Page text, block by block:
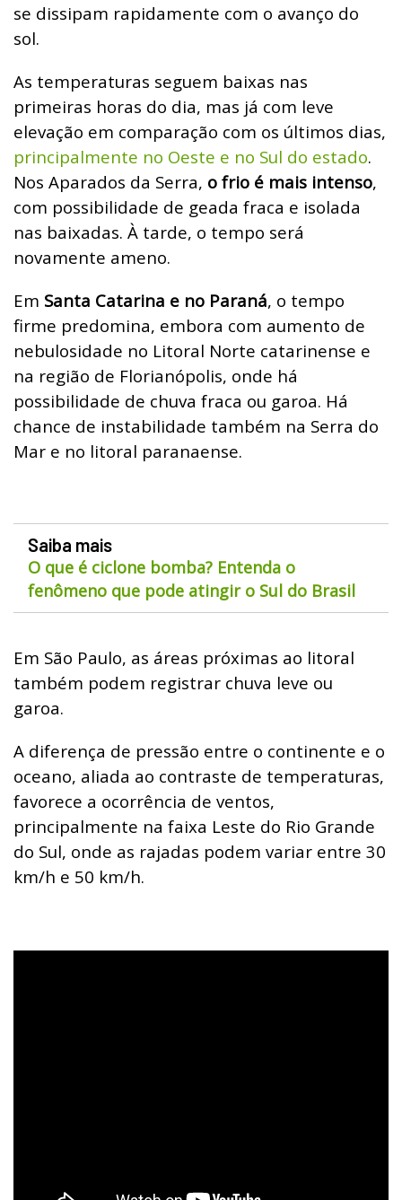
se dissipam rapidamente com o avanço do
sol.
As temperaturas seguem baixas nas
primeiras horas do dia, mas já com leve
elevação em comparação com os últimos dias,
principalmente no Oeste e no Sul do estado.
Nos Aparados da Serra, o frio é mais intenso,
com possibilidade de geada fraca e isolada
nas baixadas. À tarde, o tempo será
novamente ameno.
Em Santa Catarina e no Paraná, o tempo
firme predomina, embora com aumento de
nebulosidade no Litoral Norte catarinense e
na região de Florianópolis, onde há
possibilidade de chuva fraca ou garoa. Há
chance de instabilidade também na Serra do
Mar e no litoral paranaense.
Saiba mais
O que é ciclone bomba? Entenda o
fenômeno que pode atingir o Sul do Brasil
Em São Paulo, as áreas próximas ao litoral
também podem registrar chuva leve ou
garoa.
A diferença de pressão entre o continente e o
oceano, aliada ao contraste de temperaturas,
favorece a ocorrência de ventos,
principalmente na faixa Leste do Rio Grande
do Sul, onde as rajadas podem variar entre 30
km/h e 50 km/h.